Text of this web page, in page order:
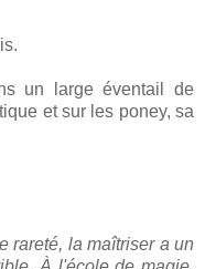
un large éventail de
et sur les poney, sa
rareté, la maîtriser a un